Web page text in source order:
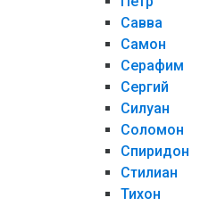
Савва
Самон
Серафим
Сергий
Силуан
Соломон
Спиридон
Стилиан
Тихон